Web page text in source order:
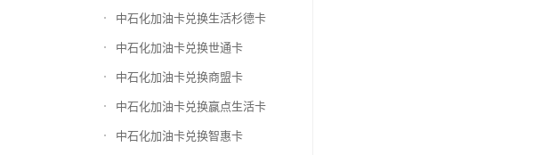
中石化加油卡兑换生活杉德卡
中石化加油卡兑换世通卡
中石化加油卡兑换商盟卡
中石化加油卡兑换赢点生活卡
中石化加油卡兑换智惠卡